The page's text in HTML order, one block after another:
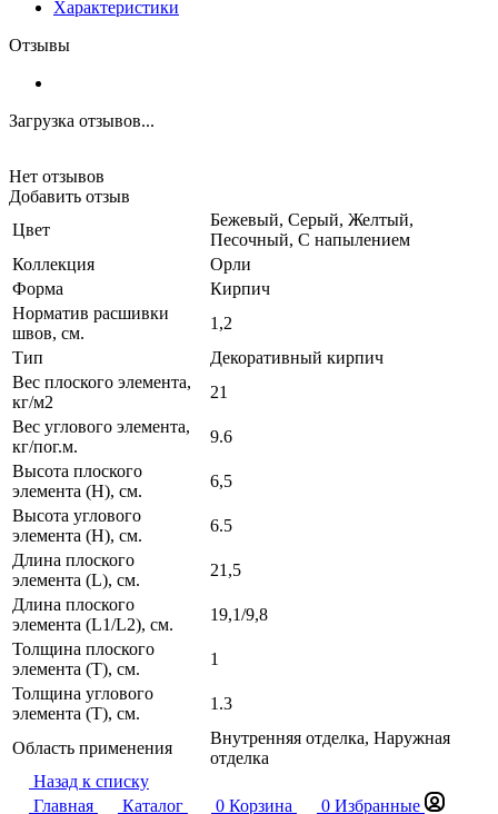
Характеристики
Отзывы
Загрузка отзывов...
Нет отзывов
Добавить отзыв
Цвет
Бежевый, Серый, Желтый,
Песочный, С напылением
Коллекция
Орли
Форма
Кирпич
Норматив расшивки
швов, см.
1,2
Тип
Декоративный кирпич
Вес плоского элемента,
кг/м2
21
Вес углового элемента,
кг/пог.м.
9.6
Высота плоского
элемента (H), см.
6,5
Высота углового
элемента (H), см.
6.5
Длина плоского
элемента (L), см.
21,5
Длина плоского
элемента (L1/L2), см.
19,1/9,8
Толщина плоского
элемента (T), см.
1
Толщина углового
элемента (T), см.
1.3
Область применения
Внутренняя отделка, Наружная
отделка
Назад к списку
Главная
Каталог 0 Корзина 0 Избранные